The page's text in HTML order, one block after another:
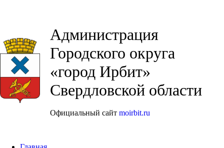
Администрация
Городского округа
«город Ирбит»
Свердловской области
Официальный сайт moirbit.ru